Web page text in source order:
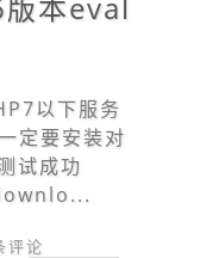
以下服务
定要安装对
试成功
评论